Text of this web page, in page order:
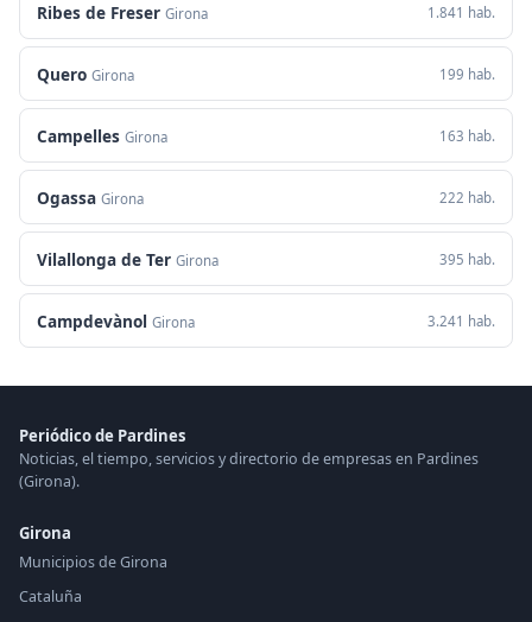
Ribes de Freser Girona 1.841 hab.
Quero Girona 199 hab.
Campelles Girona 163 hab.
Ogassa Girona 222 hab.
Vilallonga de Ter Girona 395 hab.
Campdevànol Girona 3.241 hab.
Periódico de Pardines
Noticias, el tiempo, servicios y directorio de empresas en Pardines
(Girona).
Girona
Municipios de Girona
Cataluña